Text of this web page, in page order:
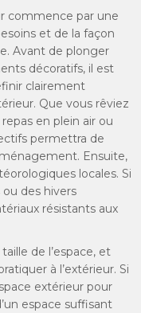
commence par une
et de la façon
Avant de plonger
décoratifs, il est
clairement
Que vous rêviez
en plein air ou
permettra de
Ensuite,
locales. Si
des hivers
résistants aux
de l’espace, et
à l’extérieur. Si
extérieur pour
espace suffisant